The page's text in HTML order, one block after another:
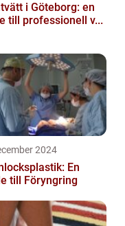
i Göteborg: en
till professionell v...
2024
En
till Föryngring